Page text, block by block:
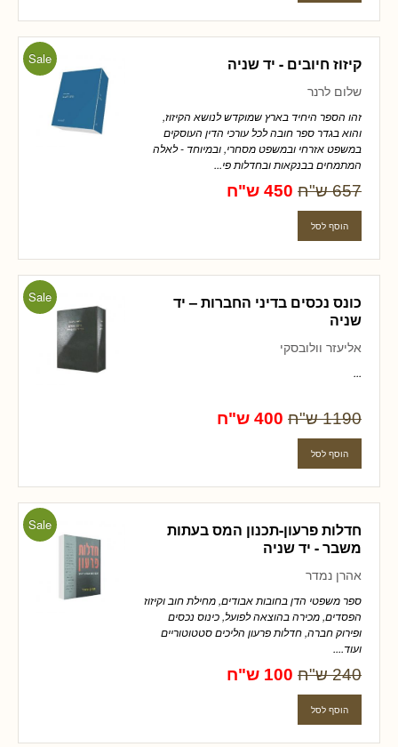
Sale קיזוז חיובים - יד שניה
שלום לרנר
זהו הספר היחיד בארץ שמוקדש לנושא הקיזוז,
והוא בגדר ספר חובה לכל עורכי הדין העוסקים
במשפט אזרחי ובמשפט מסחרי, ובמיוחד - לאלה
המתמחים בבנקאות ובחדלות פי...
657 ש"ח 450 ש"ח
Sale
כונס נכסים בדיני החברות – יד
שניה
אליעזר וולובסקי
...
1190 ש"ח 400 ש"ח
Sale
חדלות פרעון-תכנון המס בעתות
משבר - יד שניה
אהרן נמדר
ספר משפטי הדן בחובות אבודים, מחילת חוב וקיזוז
הפסדים, מכירה בהוצאה לפועל, כינוס נכסים
ופירוק חברה, חדלות פרעון הליכים סטטוטוריים
ועוד....
240 ש"ח 100 ש"ח